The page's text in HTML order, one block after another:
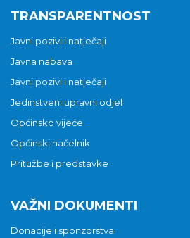
TRANSPARENTNOST
Javni pozivi i natječaji
Javna nabava
Javni pozivi i natječaji
Jedinstveni upravni odjel
Općinsko vijeće
Općinski načelnik
Pritužbe i predstavke
VAŽNI DOKUMENTI
Donacije i sponzorstva